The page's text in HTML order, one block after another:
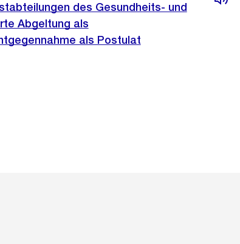
des Gesundheits- und
Abgeltung als
als Postulat